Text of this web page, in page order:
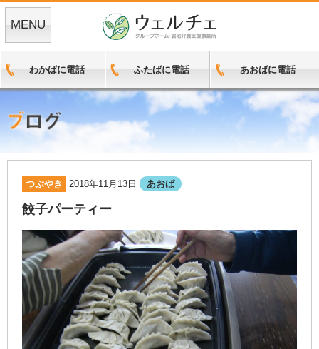
MENU
わかばに電話 ふたばに電話 あおばに電話
つぶやき 2018年11月13日 あおば
餃子パーティー